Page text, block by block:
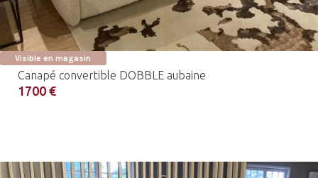
Visible en magasin
Canapé convertible DOBBLE aubaine
1700 €